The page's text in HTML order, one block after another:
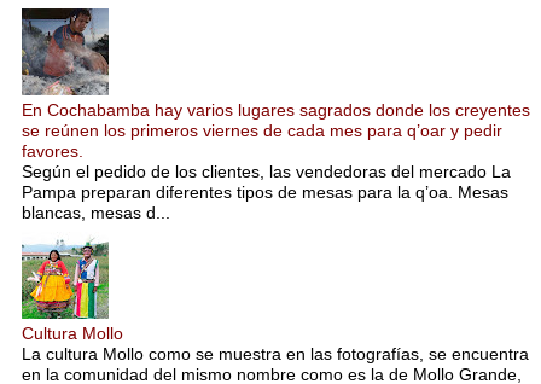
En Cochabamba hay varios lugares sagrados donde los creyentes
se reúnen los primeros viernes de cada mes para q’oar y pedir
favores.
Según el pedido de los clientes, las vendedoras del mercado La
Pampa preparan diferentes tipos de mesas para la q’oa. Mesas
blancas, mesas d...
Cultura Mollo
La cultura Mollo como se muestra en las fotografías, se encuentra
en la comunidad del mismo nombre como es la de Mollo Grande,